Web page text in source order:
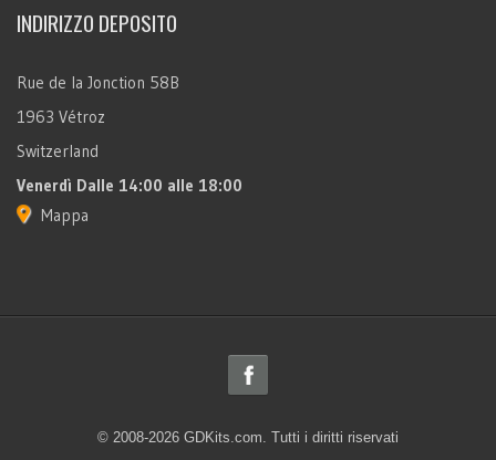
INDIRIZZO DEPOSITO
Rue de la Jonction 58B
1963 Vétroz
Switzerland
Venerdì Dalle 14:00 alle 18:00
Mappa
© 2008-2026 GDKits.com. Tutti i diritti riservati